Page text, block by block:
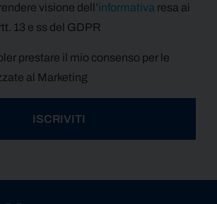
visione dell’informativa resa ai
13 e ss del GDPR
prestare il mio consenso per le
al Marketing
ISCRIVITI